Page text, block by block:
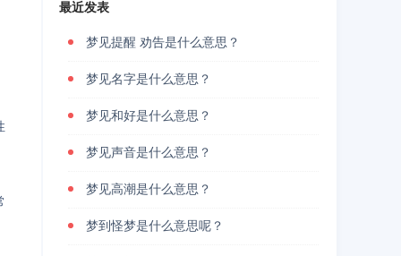
最近发表
梦见提醒 劝告是什么意思？
梦见名字是什么意思？
梦见和好是什么意思？
梦见声音是什么意思？
梦见高潮是什么意思？
梦到怪梦是什么意思呢？